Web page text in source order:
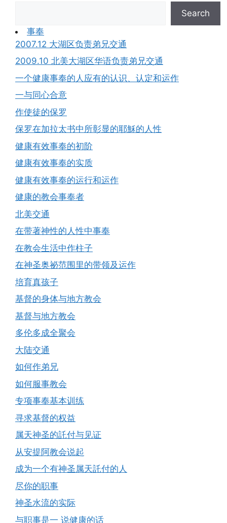
Search
事奉
2007.12 大湖区负责弟兄交通
2009.10 北美大湖区华语负责弟兄交通
一个健康事奉的人应有的认识、认定和运作
一与同心合意
作使徒的保罗
保罗在加拉太书中所彰显的耶穌的人性
健康有效事奉的初阶
健康有效事奉的实质
健康有效事奉的运行和运作
健康的教会事奉者
北美交通
在带著神性的人性中事奉
在教会生活中作柱子
在神圣奥祕范围里的带领及运作
培育真孩子
基督的身体与地方教会
基督与地方教会
多伦多成全聚会
大陆交通
如何作弟兄
如何服事教会
专项事奉基本训练
寻求基督的权益
属天神圣的託付与见证
从安提阿教会说起
成为一个有神圣属天託付的人
尽你的职事
神圣水流的实际
与职事是一 说健康的话